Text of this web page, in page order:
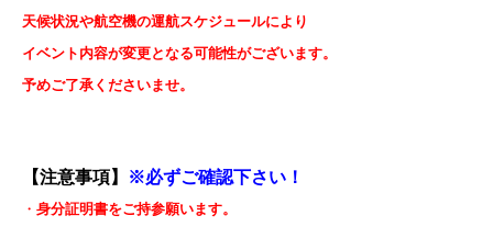
天候状況や航空機の運航スケジュールにより
イベント内容が変更となる可能性がございます。
予めご了承くださいませ。
【注意事項】 ※必ずご確認下さい！
・ 身分証明書をご持参願います。